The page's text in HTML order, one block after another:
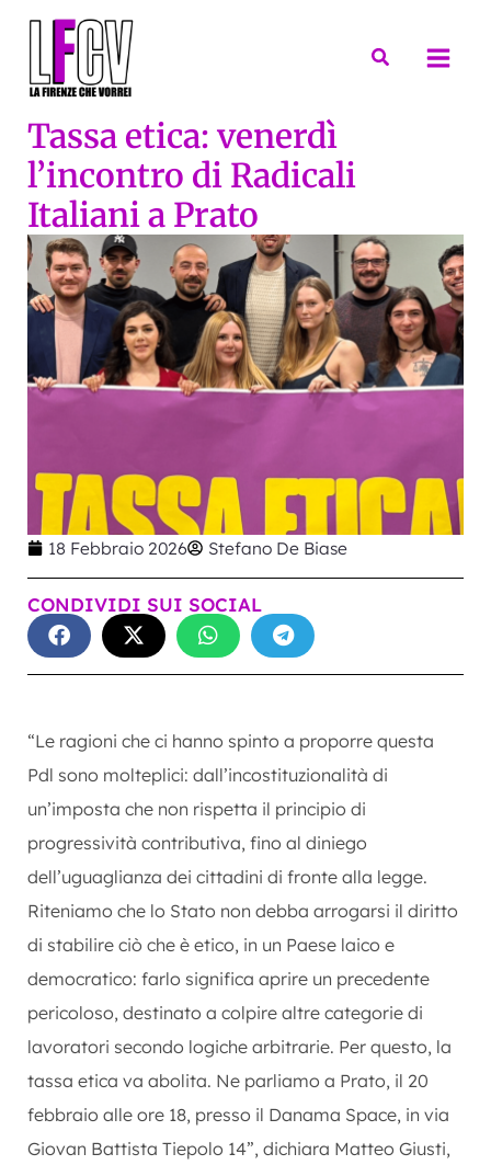
Cerca
Tassa etica: venerdì
l’incontro di Radicali
Italiani a Prato
18 Febbraio 2026 Stefano De Biase
CONDIVIDI SUI SOCIAL
“Le ragioni che ci hanno spinto a proporre questa
Pdl sono molteplici: dall’incostituzionalità di
un’imposta che non rispetta il principio di
progressività contributiva, fino al diniego
dell’uguaglianza dei cittadini di fronte alla legge.
Riteniamo che lo Stato non debba arrogarsi il diritto
di stabilire ciò che è etico, in un Paese laico e
democratico: farlo significa aprire un precedente
pericoloso, destinato a colpire altre categorie di
lavoratori secondo logiche arbitrarie. Per questo, la
tassa etica va abolita. Ne parliamo a Prato, il 20
febbraio alle ore 18, presso il Danama Space, in via
Giovan Battista Tiepolo 14”, dichiara Matteo Giusti,